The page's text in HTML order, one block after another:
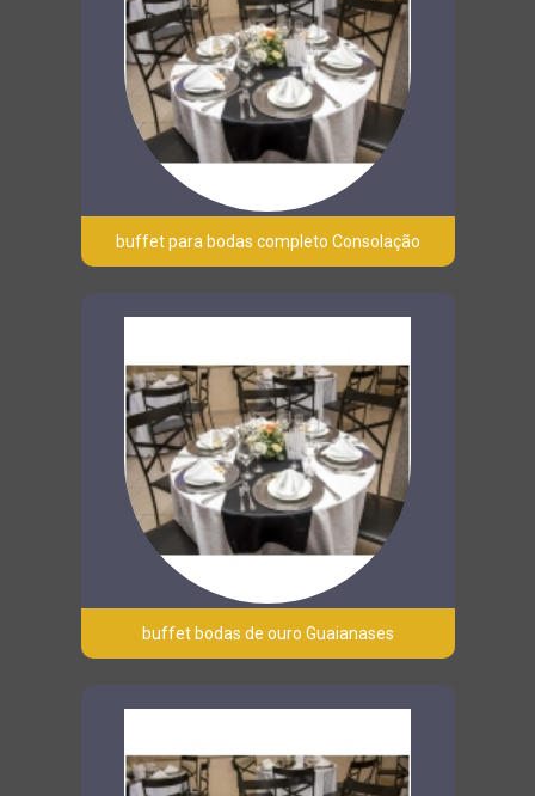
buffet para bodas completo Consolação
buffet bodas de ouro Guaianases